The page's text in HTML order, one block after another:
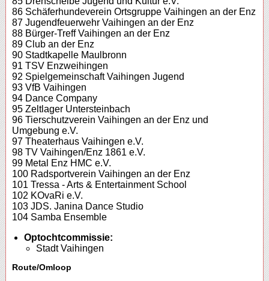
86 Schäferhundeverein Ortsgruppe Vaihingen an der Enz
87 Jugendfeuerwehr Vaihingen an der Enz
88 Bürger-Treff Vaihingen an der Enz
89 Club an der Enz
90 Stadtkapelle Maulbronn
91 TSV Enzweihingen
92 Spielgemeinschaft Vaihingen Jugend
93 VfB Vaihingen
94 Dance Company
95 Zeltlager Untersteinbach
96 Tierschutzverein Vaihingen an der Enz und
Umgebung e.V.
97 Theaterhaus Vaihingen e.V.
98 TV Vaihingen/Enz 1861 e.V.
99 Metal Enz HMC e.V.
100 Radsportverein Vaihingen an der Enz
101 Tressa - Arts & Entertainment School
102 KOvaRi e.V.
103 JDS. Janina Dance Studio
104 Samba Ensemble
Optochtcommissie:
Stadt Vaihingen
Route/Omloop